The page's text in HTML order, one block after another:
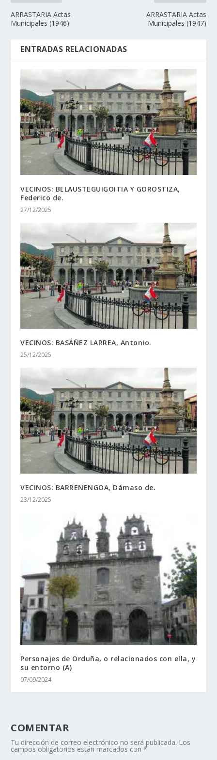
ARRASTARIA Actas
Municipales (1946)
ARRASTARIA Actas
Municipales (1947)
ENTRADAS RELACIONADAS
VECINOS: BELAUSTEGUIGOITIA Y GOROSTIZA,
Federico de.
27/12/2025
VECINOS: BASÁÑEZ LARREA, Antonio.
25/12/2025
VECINOS: BARRENENGOA, Dámaso de.
23/12/2025
Personajes de Orduña, o relacionados con ella, y
su entorno (A)
07/09/2024
COMENTAR
Tu dirección de correo electrónico no será publicada. Los
campos obligatorios están marcados con*